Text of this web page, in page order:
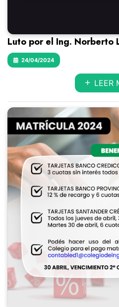
Luto por el Ing. Norberto
24/04/2024
LEER